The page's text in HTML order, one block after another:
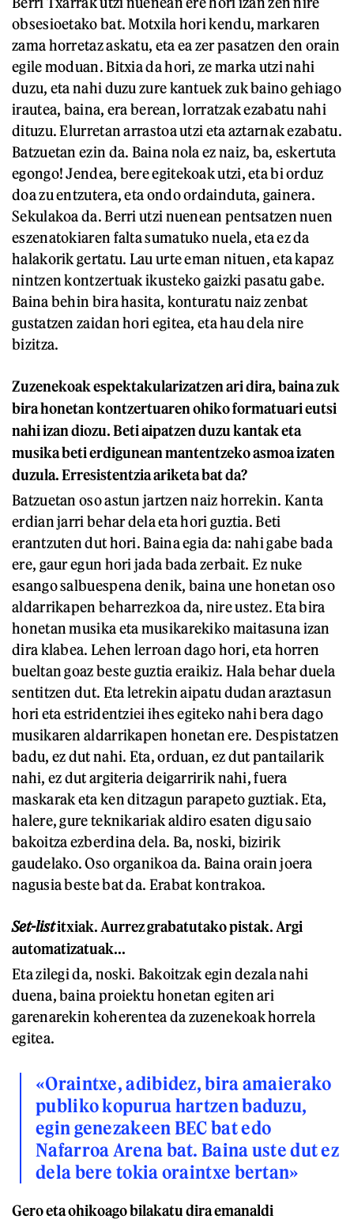
obsesioetako bat. Motxila hori kendu, markaren
zama horretaz askatu, eta ea zer pasatzen den orain
egile moduan. Bitxia da hori, ze marka utzi nahi
duzu, eta nahi duzu zure kantuek zuk baino gehiago
irautea, baina, era berean, lorratzak ezabatu nahi
dituzu. Elurretan arrastoa utzi eta aztarnak ezabatu.
Batzuetan ezin da. Baina nola ez naiz, ba, eskertuta
egongo! Jendea, bere egitekoak utzi, eta bi orduz
doa zu entzutera, eta ondo ordainduta, gainera.
Sekulakoa da. Berri utzi nuenean pentsatzen nuen
eszenatokiaren falta sumatuko nuela, eta ez da
halakorik gertatu. Lau urte eman nituen, eta kapaz
nintzen kontzertuak ikusteko gaizki pasatu gabe.
Baina behin bira hasita, konturatu naiz zenbat
gustatzen zaidan hori egitea, eta hau dela nire
bizitza.
Zuzenekoak espektakularizatzen ari dira, baina zuk
bira honetan kontzertuaren ohiko formatuari eutsi
nahi izan diozu. Beti aipatzen duzu kantak eta
musika beti erdigunean mantentzeko asmoa izaten
duzula. Erresistentzia ariketa bat da?
Batzuetan oso astun jartzen naiz horrekin. Kanta
erdian jarri behar dela eta hori guztia. Beti
erantzuten dut hori. Baina egia da: nahi gabe bada
ere, gaur egun hori jada bada zerbait. Ez nuke
esango salbuespena denik, baina une honetan oso
aldarrikapen beharrezkoa da, nire ustez. Eta bira
honetan musika eta musikarekiko maitasuna izan
dira klabea. Lehen lerroan dago hori, eta horren
bueltan goaz beste guztia eraikiz. Hala behar duela
sentitzen dut. Eta letrekin aipatu dudan araztasun
hori eta estridentziei ihes egiteko nahi bera dago
musikaren aldarrikapen honetan ere. Despistatzen
badu, ez dut nahi. Eta, orduan, ez dut pantailarik
nahi, ez dut argiteria deigarririk nahi, fuera
maskarak eta ken ditzagun parapeto guztiak. Eta,
halere, gure teknikariak aldiro esaten digu saio
bakoitza ezberdina dela. Ba, noski, bizirik
gaudelako. Oso organikoa da. Baina orain joera
nagusia beste bat da. Erabat kontrakoa.
Set-listitxiak. Aurrez grabatutako pistak. Argi
automatizatuak...
Eta zilegi da, noski. Bakoitzak egin dezala nahi
duena, baina proiektu honetan egiten ari
garenarekin koherentea da zuzenekoak horrela
egitea.
«Oraintxe, adibidez, bira amaierako
publiko kopurua hartzen baduzu,
egin genezakeen BEC bat edo
Nafarroa Arena bat. Baina uste dut ez
dela bere tokia oraintxe bertan»
Gero eta ohikoago bilakatu dira emanaldi